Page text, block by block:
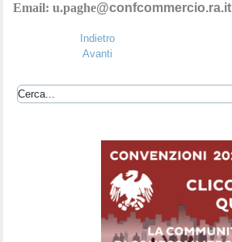
Email: u.paghe@confcommercio.ra.it
Indietro
Avanti